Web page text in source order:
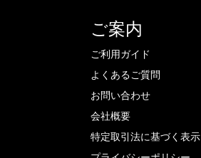
ご案内
ご利用ガイド
よくあるご質問
お問い合わせ
会社概要
特定取引法に基づく表示